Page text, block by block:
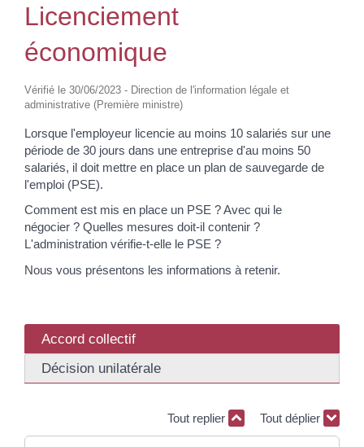
Licenciement
économique
Vérifié le 30/06/2023 - Direction de l'information légale et
administrative (Première ministre)
Lorsque l'employeur licencie au moins 10 salariés sur une
période de 30 jours dans une entreprise d'au moins 50
salariés, il doit mettre en place un plan de sauvegarde de
l'emploi (PSE).
Comment est mis en place un PSE ? Avec qui le
négocier ? Quelles mesures doit-il contenir ?
L'administration vérifie-t-elle le PSE ?
Nous vous présentons les informations à retenir.
Accord collectif
Décision unilatérale
Tout replier Tout déplier